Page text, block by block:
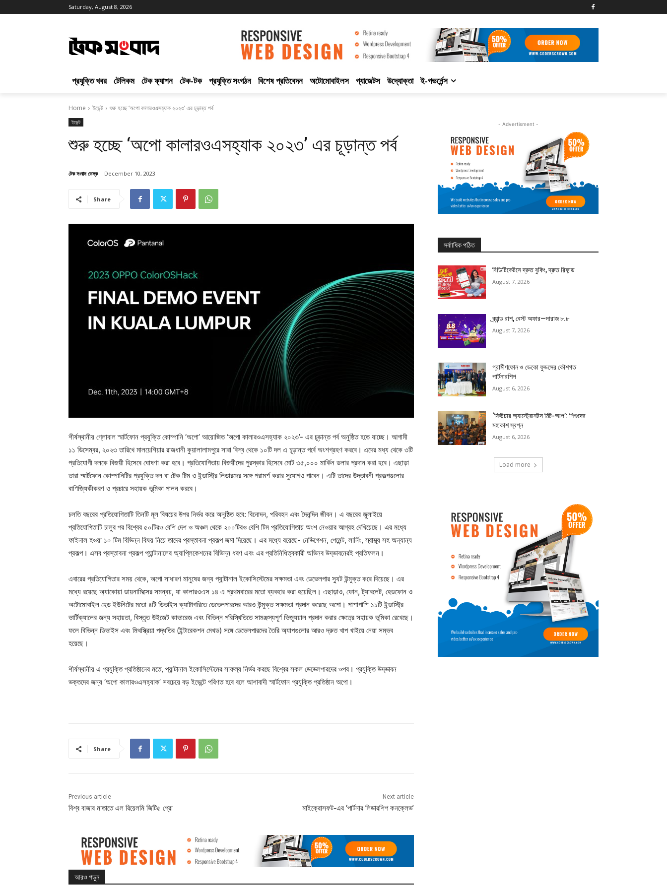
Saturday, August 8, 2026
প্রযুক্তি খবর টেলিকম টেক ফ্যাশন টেক-টক প্রযুক্তি সংগঠন বিশেষ প্রতিবেদন অটোমোবাইলস গ্যাজেটস উদ্যোক্তা ই-গভর্নেন্স
Home ইভেন্ট শুরু হচ্ছে ‘অপো কালারওএসহ্যাক ২০২৩’ এর চূড়ান্ত পর্ব
ইভেন্ট
শুরু হচ্ছে ‘অপো কালারওএসহ্যাক ২০২৩’ এর চূড়ান্ত পর্ব
টেক সংবাদ ডেস্ক December 10, 2023
Share
শীর্ষস্থানীয় গ্লোবাল স্মার্টফোন প্রযুক্তি কোম্পানি ‘অপো’ আয়োজিত ‘অপো কালারওএসহ্যাক ২০২৩’- এর চূড়ান্ত পর্ব অনুষ্ঠিত হতে যাচ্ছে। আগামী
১১ ডিসেম্বর, ২০২৩ তারিখে মালয়েশিয়ার রাজধানী কুয়ালালামপুরে সারা বিশ্ব থেকে ১০টি দল এ চূড়ান্ত পর্বে অংশগ্রহণ করবে। এদের মধ্য থেকে ৩টি
প্রতিযোগী দলকে বিজয়ী হিসেবে ঘোষণা করা হবে। প্রতিযোগিতায় বিজয়ীদের পুরস্কার হিসেবে মোট ৩৫,০০০ মার্কিন ডলার প্রদান করা হবে। এছাড়া
তারা স্মার্টফোন কোম্পানিটির প্রযুক্তি দল বা টেক টিম ও ইন্ডাস্ট্রি লিডারদের সঙ্গে পরামর্শ করার সুযোগও পাবেন। এটি তাদের উদ্ভাবনী প্রকল্পগুলোর
বাণিজ্যিকীকরণ ও প্রচারে সহায়ক ভূমিকা পালন করবে।
চলতি বছরের প্রতিযোগিতাটি তিনটি মূল বিষয়ের উপর নির্ভর করে অনুষ্ঠিত হবে: বিনোদন, পরিবহন এবং দৈনন্দিন জীবন। এ বছরের জুলাইয়ে
প্রতিযোগিতাটি চালুর পর বিশ্বের ৫০টিরও বেশি দেশ ও অঞ্চল থেকে ২০০টিরও বেশি টিম প্রতিযোগিতায় অংশ নেওয়ার আগ্রহ দেখিয়েছে। এর মধ্যে
ফাইনাল হওয়া ১০ টিম বিভিন্ন বিষয় নিয়ে তাদের প্রস্তাবনা প্রকল্প জমা দিয়েছে। এর মধ্যে রয়েছে- নেভিগেশন, পেমেন্ট, লার্নিং, স্বাস্থ্য সহ অন্যান্য
প্রকল্প। এসব প্রস্তাবনা প্রকল্প প্যান্টানালের অ্যাপ্লিকেশনের বিভিন্ন ধরণ এবং এর প্রতিনিধিত্বকারী অভিনব উদ্ভাবনেরই প্রতিফলন।
এবারের প্রতিযোগিতার সময় থেকে, অপো সাধারণ মানুষের জন্য প্যান্টানাল ইকোসিস্টেমের সক্ষমতা এবং ডেভেলপার স্যুট উন্মুক্ত করে দিয়েছে। এর
মধ্যে রয়েছে অ্যাকোয়া ডায়নামিক্সের সমন্বয়, যা কালারওএস ১৪ এ প্রথমবারের মতো ব্যবহার করা হয়েছিল। এছাড়াও, ফোন, ট্যাবলেট, হেডফোন ও
অটোমোবাইল হেড ইউনিটের মতো ৪টি ডিভাইস ক্যাটাগরিতে ডেভেলপারদের আরও উন্মুক্ত সক্ষমতা প্রদান করেছে অপো। পাশাপাশি ১১টি ইন্ডাস্ট্রি
ভার্টিক্যালের জন্য সহায়তা, বিস্তৃত উইজেট কাভারেজ এবং বিভিন্ন পরিস্থিতিতে সামঞ্জস্যপূর্ণ ভিজ্যুয়াল প্রদান করার ক্ষেত্রে সহায়ক ভূমিকা রেখেছে।
ফলে বিভিন্ন ডিভাইস এবং মিথস্ক্রিয়া পদ্ধতির (ইন্টারেকশন মেথড) সঙ্গে ডেভেলপারদের তৈরি অ্যাপগুলোর আরও দ্রুত খাপ খাইয়ে নেয়া সম্ভব
হয়েছে।
শীর্ষস্থানীয় এ প্রযুক্তি প্রতিষ্ঠানের মতে, প্যান্টানাল ইকোসিস্টেমের সাফল্য নির্ভর করছে বিশ্বের সকল ডেভেলপারদের ওপর। প্রযুক্তি উদ্ভাবন
ভক্তদের জন্য ‘অপো কালারওএসহ্যাক’ সবচেয়ে বড় ইভেন্টে পরিণত হবে বলে আশাবাদী স্মার্টফোন প্রযুক্তি প্রতিষ্ঠান অপো।
Share
Previous article
বিশ্ব বাজার মাতাতে এল রিয়েলমি জিটি৫ প্রো
Next article
মাইক্রোসফট-এর ‘পার্টনার লিডারশিপ কনক্লেভ’
আরও পড়ুন
- Advertisment -
সর্বাাধিক পঠিত
বিডিটিকেটসে দ্রুত বুকিং, দ্রুত রিফান্ড
August 7, 2026
ব্র্যান্ড রাশ, বেস্ট অফার—দারাজ ৮.৮
August 7, 2026
গ্রামীণফোন ও ডেকো ফুডসের কৌশগত
পার্টনারশিপ
August 6, 2026
‘ফিউচার অ্যাস্ট্রোনটস মিট-আপ’: শিশুদের
মহাকাশ স্বপ্ন
August 6, 2026
Load more